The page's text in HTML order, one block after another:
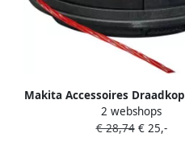
Makita Accessoires
M10x1 25lh 1911Y2-9
2 webshops
€ 28,74€ 25,-